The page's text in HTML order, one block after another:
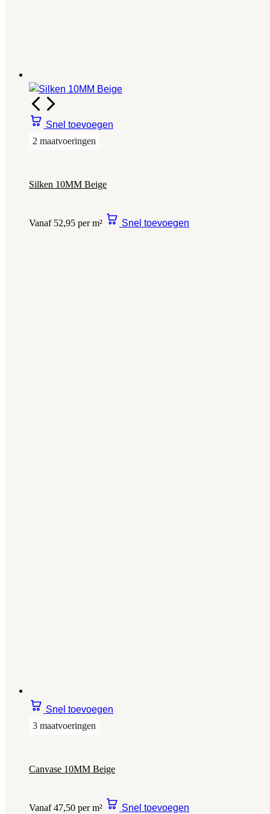
Snel toevoegen
2 maatvoeringen
Silken 10MM Beige
Vanaf 52,95 per m² Snel toevoegen
Snel toevoegen
3 maatvoeringen
Canvase 10MM Beige
Vanaf 47,50 per m² Snel toevoegen